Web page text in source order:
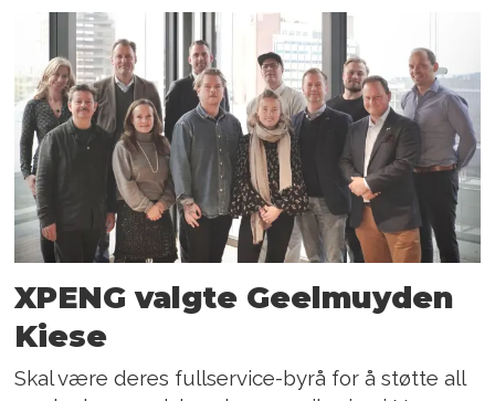
XPENG valgte Geelmuyden
Kiese
Skal være deres fullservice-byrå for å støtte all